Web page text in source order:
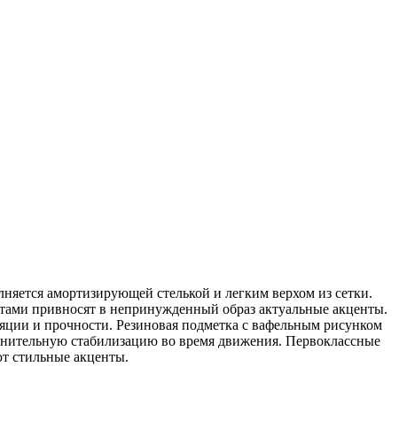
амортизирующей стелькой и легким верхом из сетки.
привносят в непринужденный образ актуальные акценты.
и прочности. Резиновая подметка с вафельным рисунком
стабилизацию во время движения. Первоклассные
стильные акценты.